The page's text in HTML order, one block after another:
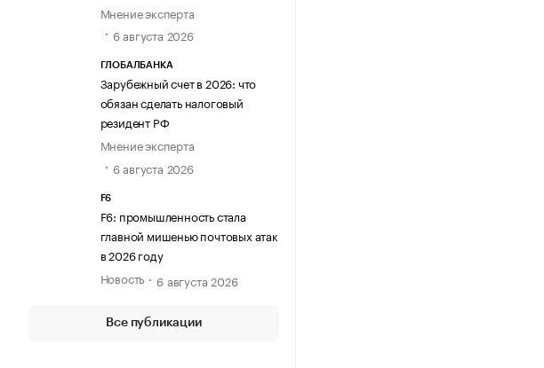
Мнение эксперта
6 августа 2026
ГЛОБАЛБАНКА
Зарубежный счет в 2026: что
обязан сделать налоговый
резидент РФ
Мнение эксперта
6 августа 2026
F6
F6: промышленность стала
главной мишенью почтовых атак
в 2026 году
Новость
6 августа 2026
Все публикации